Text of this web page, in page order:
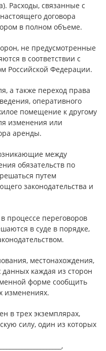
Расходы, связанные с
договора
в полном объеме.
не предусмотренные
в соответствии с
Российской Федерации.
а также переход права
оперативного
помещение к другому
изменения или
аренды.
между
обязательств по
путем
законодательства и
процессе переговоров
в суде в порядке,
местонахождения,
данных каждая из сторон
форме сообщить
изменениях.
в трех экземплярах,
силу, один из которых